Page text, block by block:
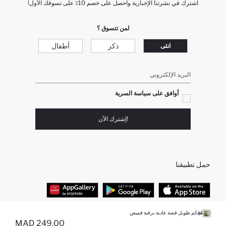
تونيكة كم طويل قصة عادية برقبة قميص
249.00 MAD
+4
اشترك في نشرتنا الإخبارية واحصل على خصم 10٪ على تسوقك الأول!
لمن تتسوق ؟
انثى ذكر أطفال
البريد الإلكتروني
أوافق على سياسة السرية
!إشترك الآن
حمل تطبيقنا